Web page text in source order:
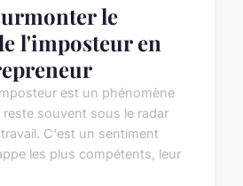
le
l'imposteur en
est un phénomène
souvent sous le radar
C'est un sentiment
les plus compétents, leur